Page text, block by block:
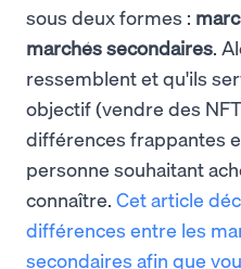
sous deux formes :
marchés secondaires.
ressemblent et qu'ils
objectif (vendre des
différences frappantes
personne souhaitant
connaître. Cet article
différences entre les
secondaires afin que